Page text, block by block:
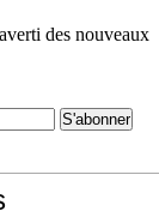
des nouveaux